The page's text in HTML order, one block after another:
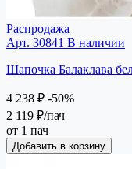
Распродажа
Арт. 30841 В наличии
Шапочка Балаклава
4 238 ₽ -50%
2 119 ₽/пач
от 1 пач
Добавить в корзину